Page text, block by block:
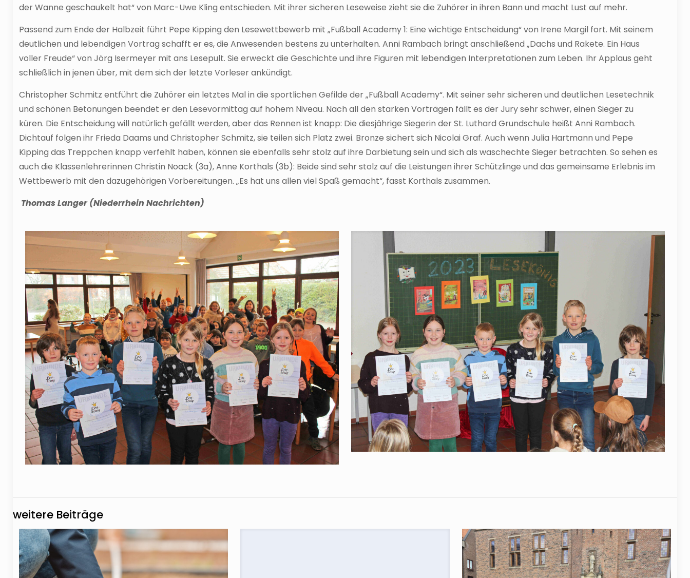
der Wanne geschaukelt hat“ von Marc-Uwe Kling entschieden. Mit ihrer sicheren Leseweise zieht sie die Zuhörer in ihren Bann und macht Lust auf mehr.
Passend zum Ende der Halbzeit führt Pepe Kipping den Lesewettbewerb mit „Fußball Academy 1: Eine wichtige Entscheidung“ von Irene Margil fort. Mit seinem
deutlichen und lebendigen Vortrag schafft er es, die Anwesenden bestens zu unterhalten. Anni Rambach bringt anschließend „Dachs und Rakete. Ein Haus
voller Freude“ von Jörg Isermeyer mit ans Lesepult. Sie erweckt die Geschichte und ihre Figuren mit lebendigen Interpretationen zum Leben. Ihr Applaus geht
schließlich in jenen über, mit dem sich der letzte Vorleser ankündigt.
Christopher Schmitz entführt die Zuhörer ein letztes Mal in die sportlichen Gefilde der „Fußball Academy“. Mit seiner sehr sicheren und deutlichen Lesetechnik
und schönen Betonungen beendet er den Lesevormittag auf hohem Niveau. Nach all den starken Vorträgen fällt es der Jury sehr schwer, einen Sieger zu
küren. Die Entscheidung will natürlich gefällt werden, aber das Rennen ist knapp: Die diesjährige Siegerin der St. Luthard Grundschule heißt Anni Rambach.
Dichtauf folgen ihr Frieda Daams und Christopher Schmitz, sie teilen sich Platz zwei. Bronze sichert sich Nicolai Graf. Auch wenn Julia Hartmann und Pepe
Kipping das Treppchen knapp verfehlt haben, können sie ebenfalls sehr stolz auf ihre Darbietung sein und sich als waschechte Sieger betrachten. So sehen es
auch die Klassenlehrerinnen Christin Noack (3a), Anne Korthals (3b): Beide sind sehr stolz auf die Leistungen ihrer Schützlinge und das gemeinsame Erlebnis im
Wettbewerb mit den dazugehörigen Vorbereitungen. „Es hat uns allen viel Spaß gemacht“, fasst Korthals zusammen.
Thomas Langer (Niederrhein Nachrichten)
weitere Beiträge